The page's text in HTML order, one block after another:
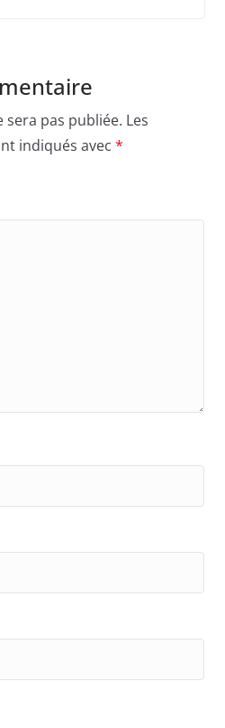
sera pas publiée. Les
indiqués avec *